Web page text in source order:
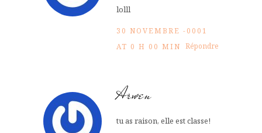
lolll
30 NOVEMBRE -0001
AT 0 H 00 MIN Répondre
Arwen
tu as raison, elle est classe!